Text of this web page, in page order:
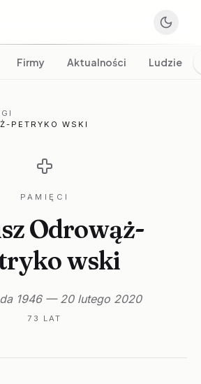
Firmy Aktualności Ludzie
PETRYKO WSKI
PAMIĘCI
Odrowąż-
wski
1946 — 20 lutego 2020
73 LAT